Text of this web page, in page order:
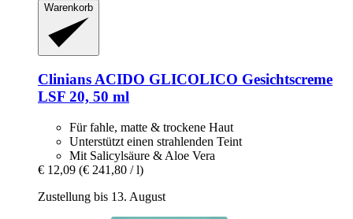
Warenkorb
Clinians ACIDO GLICOLICO Gesichtscreme
LSF 20, 50 ml
Für fahle, matte & trockene Haut
Unterstützt einen strahlenden Teint
Mit Salicylsäure & Aloe Vera
€ 12,09 (€ 241,80 / l)
Zustellung bis 13. August